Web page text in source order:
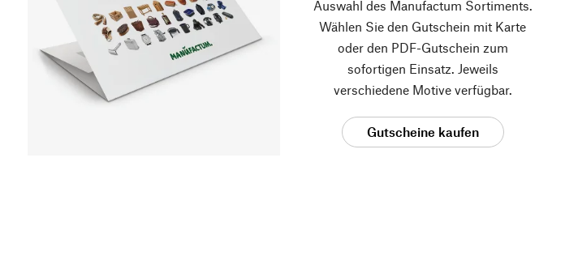
Auswahl des Manufactum Sortiments.
Wählen Sie den Gutschein mit Karte
oder den PDF-Gutschein zum
sofortigen Einsatz. Jeweils
verschiedene Motive verfügbar.
Gutscheine kaufen